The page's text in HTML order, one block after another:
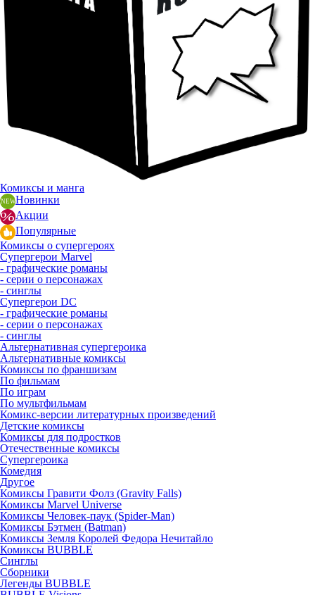
Комиксы и манга
Новинки
Акции
Популярные
Комиксы о супергероях
Супергерои Marvel
- графические романы
- серии о персонажах
- синглы
Супергерои DC
- графические романы
- серии о персонажах
- синглы
Альтернативная супергероика
Альтернативные комиксы
Комиксы по франшизам
По фильмам
По играм
По мультфильмам
Комикс-версии литературных произведений
Детские комиксы
Комиксы для подростков
Отечественные комиксы
Супергероика
Комедия
Другое
Комиксы Гравити Фолз (Gravity Falls)
Комиксы Marvel Universe
Комиксы Человек-паук (Spider-Man)
Комиксы Бэтмен (Batman)
Комиксы Земля Королей Федора Нечитайло
Комиксы BUBBLE
Синглы
Сборники
Легенды BUBBLE